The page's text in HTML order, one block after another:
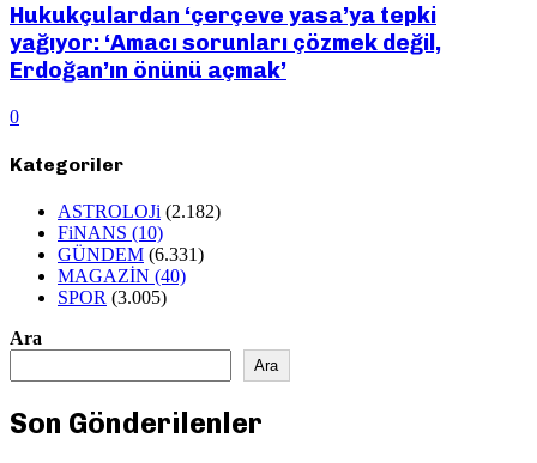
Hukukçulardan ‘çerçeve yasa’ya tepki
yağıyor: ‘Amacı sorunları çözmek değil,
Erdoğan’ın önünü açmak’
0
Kategoriler
ASTROLOJi (2.182)
FiNANS (10)
GÜNDEM (6.331)
MAGAZİN (40)
SPOR (3.005)
Ara
Ara
Son Gönderilenler